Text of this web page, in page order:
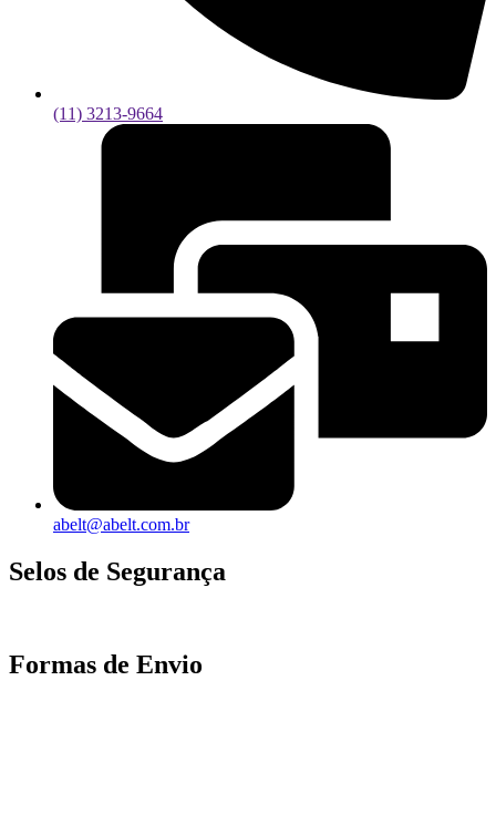
(11) 3213-9664
abelt@abelt.com.br
Selos de Segurança
Formas de Envio